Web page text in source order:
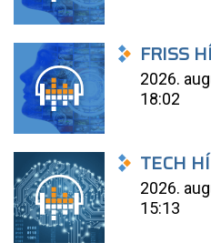
FRISS
2026.
18:02
TECH
2026.
15:13